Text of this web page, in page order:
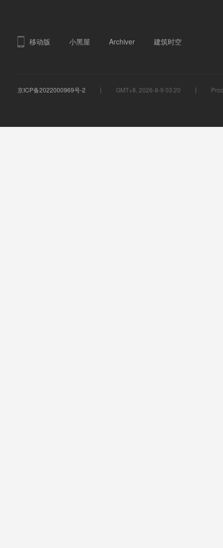
移动版 小黑屋 Archiver 建筑时空
京ICP备2022000969号-2 GMT+8, 2026-8-9 03:20